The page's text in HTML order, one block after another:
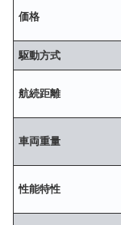
価格
駆動方式
航続距離
車両重量
性能特性